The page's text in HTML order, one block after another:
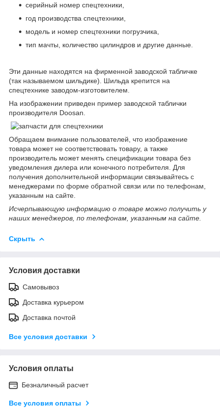
серийный номер спецтехники,
год производства спецтехники,
модель и номер спецтехники погрузчика,
тип мачты, количество цилиндров и другие данные.
Эти данные находятся на фирменной заводской табличке
(так называемом шильдике). Шильда крепится на
спецтехнике заводом-изготовителем.
На изображении приведен пример заводской таблички
производителя Doosan.
Обращаем внимание пользователей, что изображение
товара может не соответствовать товару, а также
производитель может менять спецификации товара без
уведомления дилера или конечного потребителя. Для
получения дополнительной информации связывайтесь с
менеджерами по форме обратной связи или по телефонам,
указанным на сайте.
Исчерпывающую информацию о товаре можно получить у
наших менеджеров, по телефонам, указанным на сайте.
Скрыть
Условия доставки
Самовывоз
Доставка курьером
Доставка почтой
Все условия доставки
Условия оплаты
Безналичный расчет
Все условия оплаты